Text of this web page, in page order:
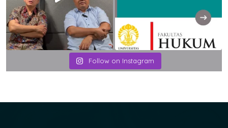
Follow on Instagram